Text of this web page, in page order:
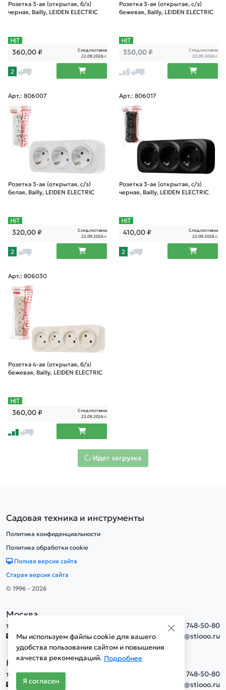
Розетка 3-ая (открытая, б/з)
черная, Bailly, LEIDEN ELECTRIC
360,00₽
След.поставка
22.09.2026 г.
2
Розетка 3-ая (открытая, с/з)
бежевая, Bailly, LEIDEN ELECTRIC
350,00 ₽
След.поставка
22.09.2026 г.
Арт.: 806007
Розетка 3-ая (открытая, с/з)
белая, Bailly, LEIDEN ELECTRIC
320,00₽
След.поставка
22.09.2026 г.
2
Арт.: 806017
Розетка 3-ая (открытая, с/з)
черная, Bailly, LEIDEN ELECTRIC
410,00₽
След.поставка
22.09.2026 г.
2
Арт.: 806030
Розетка 4-ая (открытая, б/з)
бежевая, Bailly, LEIDEN ELECTRIC
360,00₽
След.поставка
22.09.2026 г.
Идет загрузка
Мы используем файлы cookie для вашего
удобства пользования сайтом и повышения
качества рекомендаций. Подробнее
Я согласен
Садовая техника и инструменты
Политика конфиденциальности
Политика обработки cookie
Полная версия сайта
Старая версия сайта
© 1996 - 2026
Москва
тел.
+7(495) 748-50-80
info@stiooo.ru
Новосибирск
тел.
+7(495) 748-50-80
info@stiooo.ru